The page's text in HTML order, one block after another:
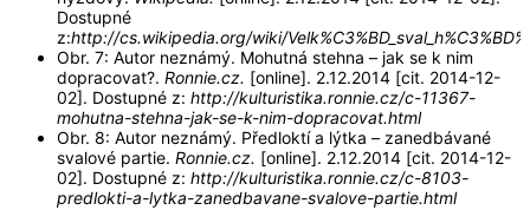
Dostupné
z:http://cs.wikipedia.org/wiki/
Obr. 7: Autor neznámý. Mohutná stehna – jak se k nim
dopracovat?. Ronnie.cz. [online]. 2.12.2014 [cit. 2014-12-
02]. Dostupné z: http://kulturistika.ronnie.cz/c-11367-
mohutna-stehna-jak-se-k-nim-dopracovat.html
Obr. 8: Autor neznámý. Předloktí a lýtka – zanedbávané
svalové partie. Ronnie.cz. [online]. 2.12.2014 [cit. 2014-12-
02]. Dostupné z: http://kulturistika.ronnie.cz/c-8103-
predlokti-a-lytka-zanedbavane-svalove-partie.html